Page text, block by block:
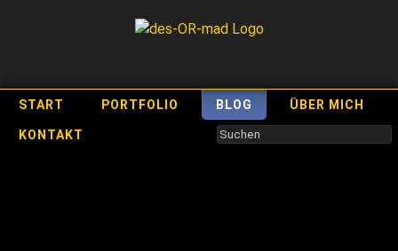
START PORTFOLIO BLOG ÜBER MICH
KONTAKT